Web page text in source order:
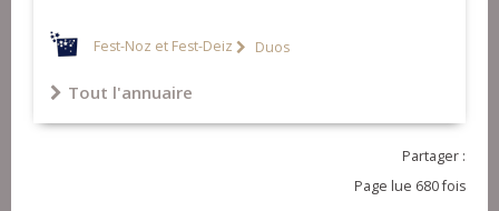
Fest-Noz et Fest-Deiz Duos
Tout l'annuaire
Partager :
Page lue 680 fois